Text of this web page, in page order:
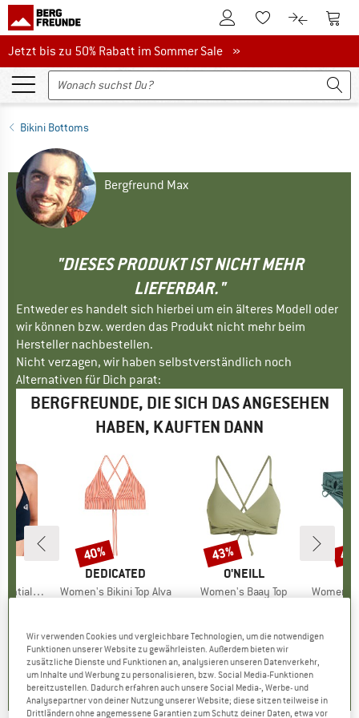
Zum KundenkontoZum Merkzettel.
Zum Zum
Jetzt bis zu 50% Rabatt im Sommer Sale
Jetzt bis zu 50% Rabatt im Sommer Sale »
Bikini Bottoms
Bergfreund Max
"DIESES PRODUKT IST NICHT MEHR
LIEFERBAR."
Entweder es handelt sich hierbei um ein älteres Modell oder
wir können bzw. werden das Produkt nicht mehr beim
Hersteller nachbestellen.
Nicht verzagen, wir haben selbstverständlich noch
Alternativen für Dich parat:
BERGFREUNDE, DIE SICH DAS ANGESEHEN
HABEN, KAUFTEN DANN
Bra
)
MARKE
DEDICATED
Artikel
Women's Bikini Top Alva
+4
4.6(23)
Rabatt
40%
MARKE
O'NEILL
Artikel
Women's Baay Top
4.5(13)
Rabatt
43%
Artikel
Women's
Wir verwenden Cookies und vergleichbare Technologien, um die notwendigen
Funktionen unserer Website zu gewährleisten. Außerdem bieten wir
zusätzliche Dienste und Funktionen an, analysieren unseren Datenverkehr,
um Inhalte und Werbung zu personalisieren, bzw. Social Media-Funktionen
bereitzustellen. Dadurch erfahren auch unsere Social Media-, Werbe- und
Analysepartner von deiner Nutzung unserer Website; diese sitzen teilweise in
Drittländern ohne angemessene Garantien zum Schutz deiner Daten, etwa vor